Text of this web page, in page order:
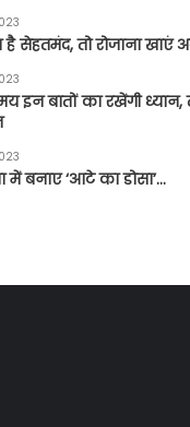
है सेहतमंद, तो रोजाना
इन बातों का रखेंगी ध्यान,
में बनाए ‘आटे का डोसा’…